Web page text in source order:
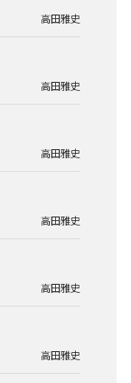
高田雅史
高田雅史
高田雅史
高田雅史
高田雅史
高田雅史